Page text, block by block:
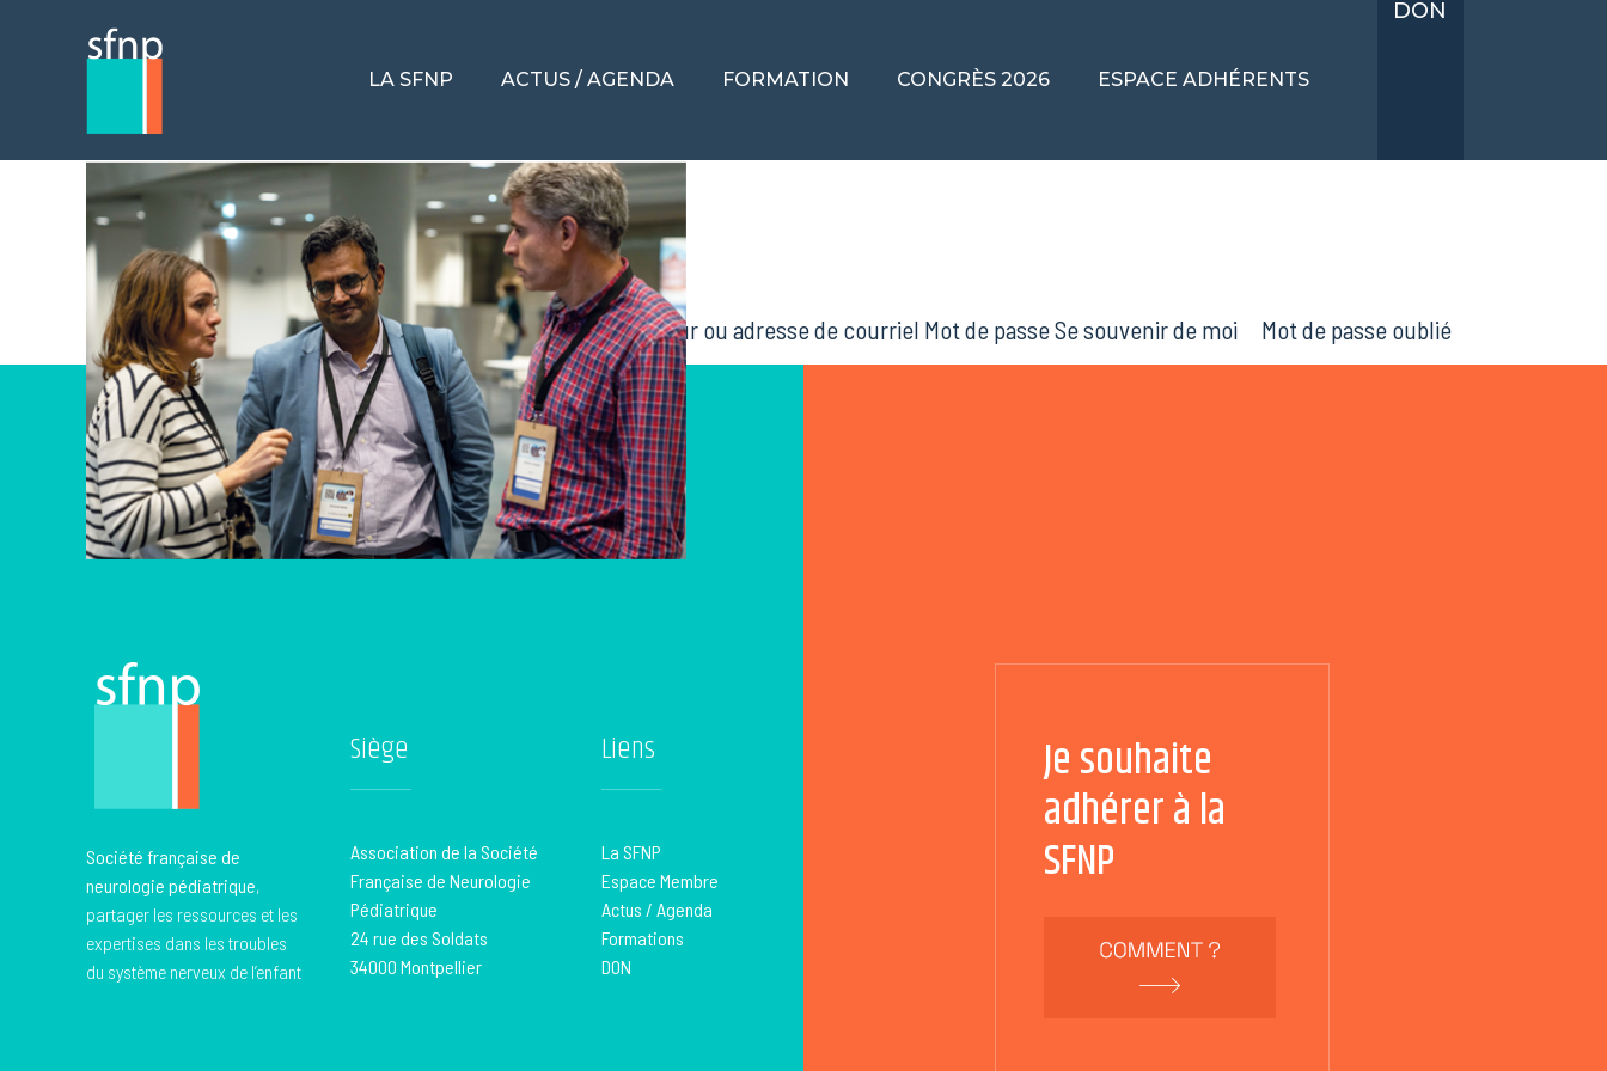
LA SFNP ACTUS / AGENDA FORMATION CONGRÈS 2026 ESPACE ADHÉRENTS
DON
Jour :28 septembre 2024
Petit PC en anténatal Microcéphalie
Vous n’avez pas accès à cette page privée. Nom d'utilisateur ou adresse de courriel Mot de passe Se souvenir de moi Mot de passe oublié
Société française de
neurologie pédiatrique,
partager les ressources et les
expertises dans les troubles
du système nerveux de l’enfant
Siège
Association de la Société
Française de Neurologie
Pédiatrique
24 rue des Soldats
34000 Montpellier
Liens
La SFNP
Espace Membre
Actus / Agenda
Formations
DON
Je souhaite
adhérer à la
SFNP